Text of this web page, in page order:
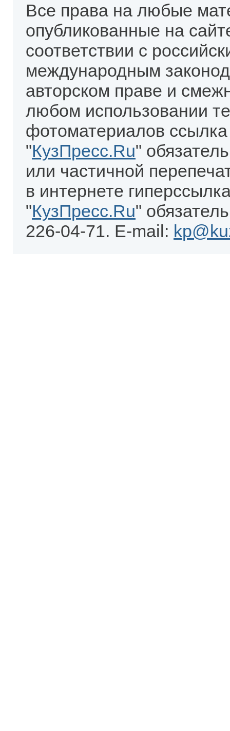
Все права на любые
опубликованные на
соответствии с
международным
авторском праве и
любом использовании
фотоматериалов
"КузПресс.Ru"
или частичной
в интернете
"КузПресс.Ru"
226-04-71. E-mail: